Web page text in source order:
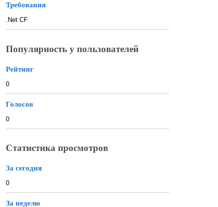
Требования
.Net CF
Популярность у пользователей
Рейтинг
0
Голосов
0
Статистика просмотров
За сегодня
0
За неделю